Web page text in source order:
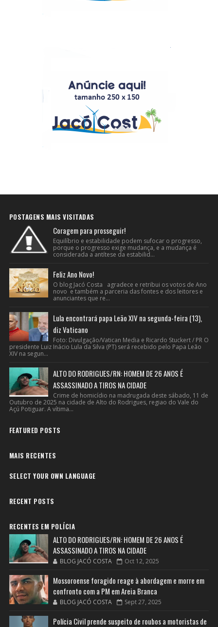
POSTAGENS MAIS VISITADAS
Coragem para prosseguir!
Equilíbrio e estabilidade podem sufocar o progresso,
porque o progresso exige mudança, e a mudança é
considerada a antítese da estabilid...
Feliz Ano Novo!
O blog Jacó Costa agradece e retribui os votos de Ano
novo e também a parceria das fontes e dos leitores e
anunciantes que re...
Lula encontrará papa Leão XIV na segunda-feira (13),
diz Vaticano
Foto: Divulgação/Vatican Media e Ricardo Stuckert / PR O
presidente Luiz Inácio Lula da Silva (PT) será recebido pelo Papa Leão
XIV na segun...
ALTO DO RODRIGUES/RN: HOMEM DE 26 ANOS É
ASSASSINADO A TIROS NA CIDADE
Crime de homicídio na madrugada deste sábado, 11 de
Outubro de 2025 na cidade de Alto do Rodrigues, regiao do Vale do
Açú Potiguar. A vítima...
FEATURED POSTS
MAIS RECENTES
SELECT YOUR OWN LANGUAGE
RECENT POSTS
RECENTES EM POLÍCIA
ALTO DO RODRIGUES/RN: HOMEM DE 26 ANOS É
ASSASSINADO A TIROS NA CIDADE
BLOG JACÓ COSTA Oct 12, 2025
Mossoroense foragido reage à abordagem e morre em
confronto com a PM em Areia Branca
BLOG JACÓ COSTA Sept 27, 2025
Polícia Civil prende suspeito de roubos a motoristas de